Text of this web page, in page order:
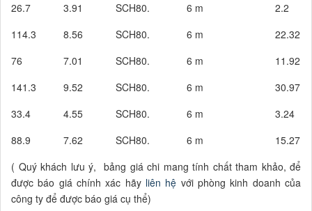
26.7 3.91 SCH80. 6 m
2.2
114.3
8.56 SCH80. 6 m
22.32
76
7.01 SCH80. 6 m
11.92
141.3
9.52 SCH80. 6 m
30.97
33.4
4.55 SCH80. 6 m
3.24
88.9
7.62 SCH80. 6 m
15.27
( Quý khách lưu ý, bảng giá chi mang tính chất tham khảo, để
được báo giá chính xác hãy liên hệ với phòng kinh doanh của
công ty để được báo giá cụ thể)